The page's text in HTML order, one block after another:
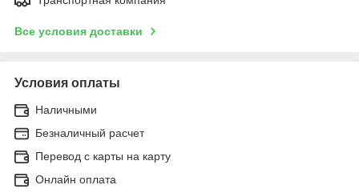
Все условия доставки
Условия оплаты
Наличными
Безналичный расчет
Перевод с карты на карту
Онлайн оплата